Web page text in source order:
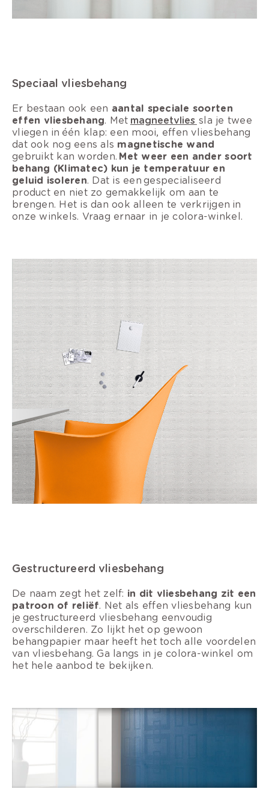
Speciaal vliesbehang
Er bestaan ook een aantal speciale soorten
effen vliesbehang. Met magneetvlies sla je twee
vliegen in één klap: een mooi, effen vliesbehang
dat ook nog eens als magnetische wand
gebruikt kan worden. Met weer een ander soort
behang (Klimatec) kun je temperatuur en
geluid isoleren. Dat is een gespecialiseerd
product en niet zo gemakkelijk om aan te
brengen. Het is dan ook alleen te verkrijgen in
onze winkels. Vraag ernaar in je colora-winkel.
Gestructureerd vliesbehang
De naam zegt het zelf: in dit vliesbehang zit een
patroon of reliëf. Net als effen vliesbehang kun
je gestructureerd vliesbehang eenvoudig
overschilderen. Zo lijkt het op gewoon
behangpapier maar heeft het toch alle voordelen
van vliesbehang. Ga langs in je colora-winkel om
het hele aanbod te bekijken.